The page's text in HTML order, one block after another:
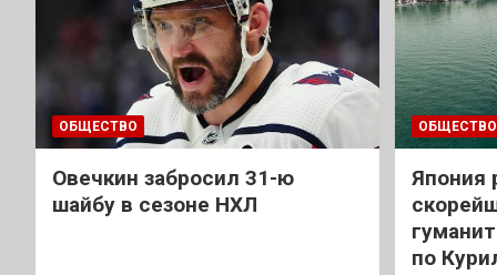
ОБЩЕСТВО
Овечкин забросил 31-ю
шайбу в сезоне НХЛ
ОБЩЕСТВО
Япония
по